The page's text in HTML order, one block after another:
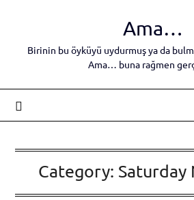
content
Ama…
Birinin bu öyküyü uydurmuş ya da
Ama… buna rağmen
Category: Saturday